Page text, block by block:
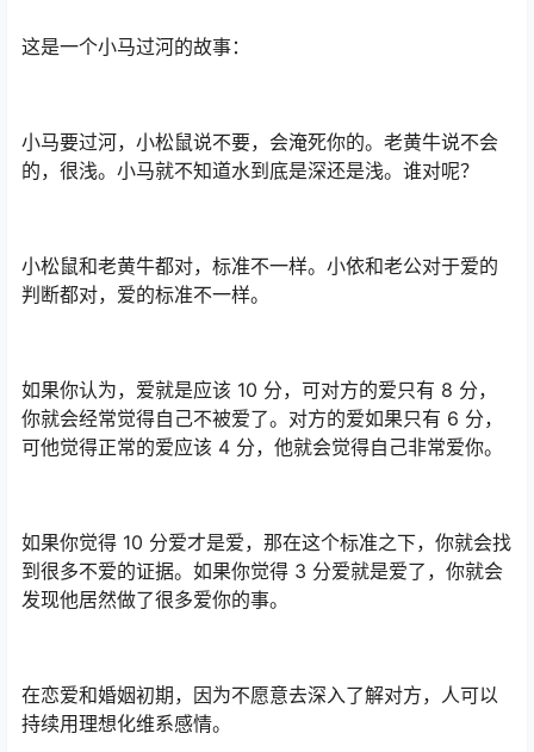
这是一个小马过河的故事：
小马要过河，小松鼠说不要，会淹死你的。老黄牛说不会
的，很浅。小马就不知道水到底是深还是浅。谁对呢？
小松鼠和老黄牛都对，标准不一样。小依和老公对于爱的
判断都对，爱的标准不一样。
如果你认为，爱就是应该 10 分，可对方的爱只有 8 分，
你就会经常觉得自己不被爱了。对方的爱如果只有 6 分，
可他觉得正常的爱应该 4 分，他就会觉得自己非常爱你。
如果你觉得 10 分爱才是爱，那在这个标准之下，你就会找
到很多不爱的证据。如果你觉得 3 分爱就是爱了，你就会
发现他居然做了很多爱你的事。
在恋爱和婚姻初期，因为不愿意去深入了解对方，人可以
持续用理想化维系感情。